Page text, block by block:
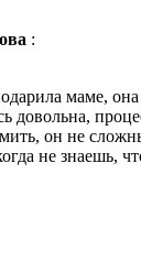
:
маме, она
довольна,
он не
не знаешь,